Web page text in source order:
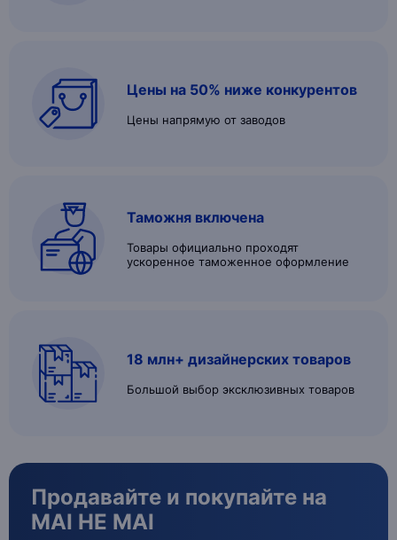
Цены на 50% ниже конкурентов
Цены напрямую от заводов
Таможня включена
Товары официально проходят
ускоренное таможенное оформление
18 млн+ дизайнерских товаров
Большой выбор эксклюзивных товаров
Продавайте и покупайте на
MAI HE MAI